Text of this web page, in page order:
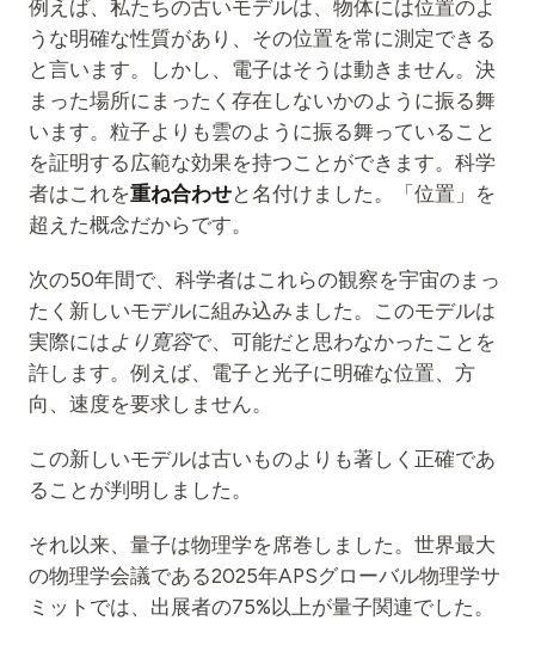
例えば、私たちの古いモデルは、物体には位置のよ
うな明確な性質があり、その位置を常に測定できる
と言います。しかし、電子はそうは動きません。決
まった場所にまったく存在しないかのように振る舞
います。粒子よりも雲のように振る舞っていること
を証明する広範な効果を持つことができます。科学
者はこれを重ね合わせと名付けました。「位置」を
超えた概念だからです。
次の50年間で、科学者はこれらの観察を宇宙のまっ
たく新しいモデルに組み込みました。このモデルは
実際にはより寛容で、可能だと思わなかったことを
許します。例えば、電子と光子に明確な位置、方
向、速度を要求しません。
この新しいモデルは古いものよりも著しく正確であ
ることが判明しました。
それ以来、量子は物理学を席巻しました。世界最大
の物理学会議である2025年APSグローバル物理学サ
ミットでは、出展者の75%以上が量子関連でした。